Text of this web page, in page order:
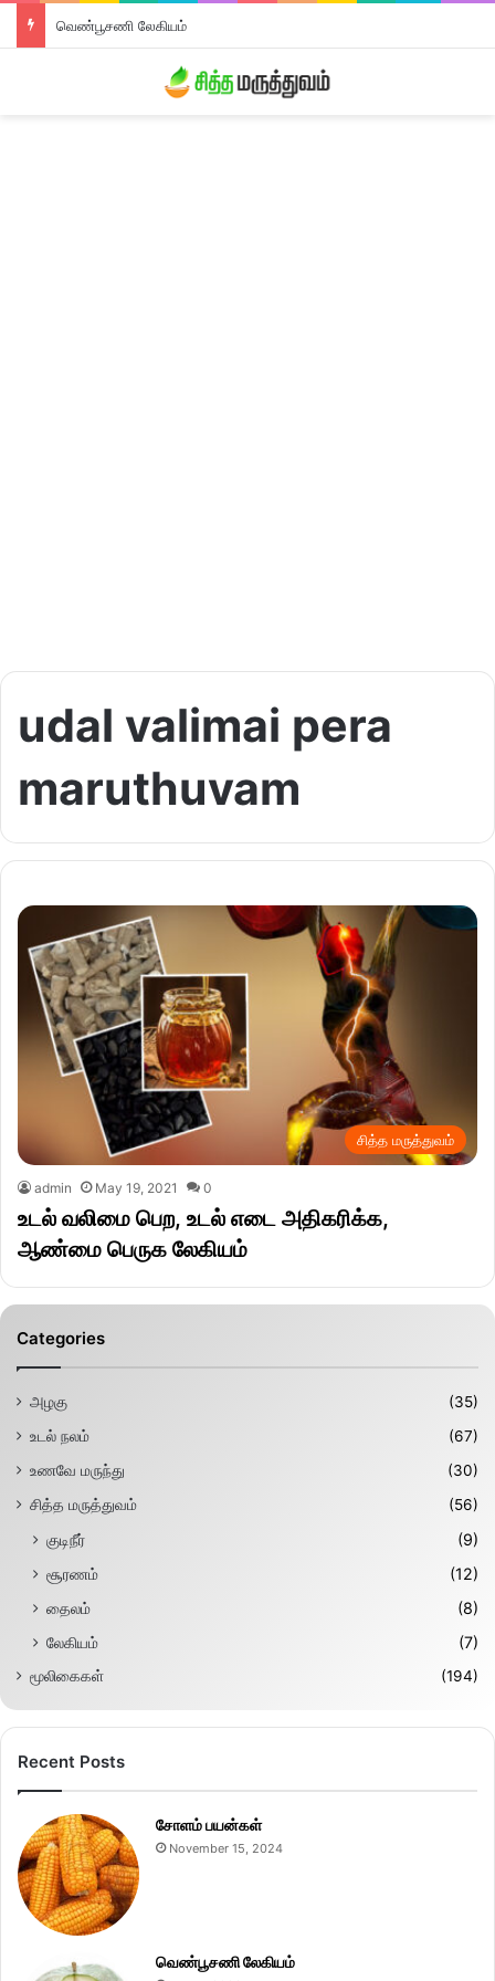
வெண்பூசணி லேகியம்
udal valimai pera
maruthuvam
சித்த மருத்துவம்
admin May 19, 2021 0
உடல் வலிமை பெற, உடல் எடை அதிகரிக்க,
ஆண்மை பெருக லேகியம்
Categories
அழகு
(35)
உடல் நலம்
(67)
உணவே மருந்து
(30)
சித்த மருத்துவம்
(56)
குடிநீர்
(9)
சூரணம்
(12)
தைலம்
(8)
லேகியம்
(7)
மூலிகைகள் (194)
Recent Posts
சோளம் பயன்கள்
November 15, 2024
வெண்பூசணி லேகியம்